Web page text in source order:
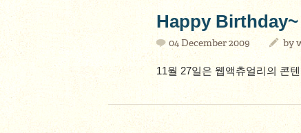
Happy
04 December 2009 by
11월 27일은 웹액츄얼리의 콘